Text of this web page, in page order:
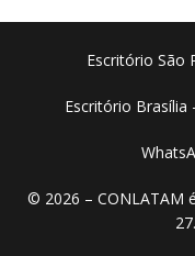
Escritório São
Escritório Brasília
© 2026 – CONLATAM